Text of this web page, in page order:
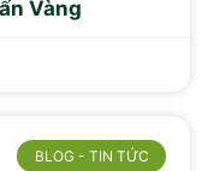
Vàng
BLOG - TIN TỨC